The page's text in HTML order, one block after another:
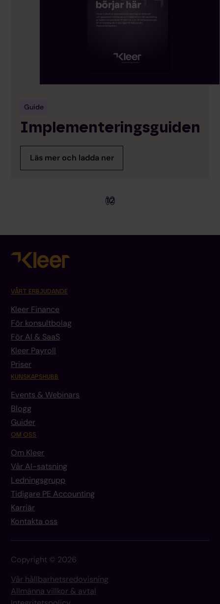
Guide
Implementeringsguiden
Läs mer och ladda ner
12
VÅRT ERBJUDANDE
Kleer Finance
För konsultbolag
För AI & SaaS
Kleer Payroll
Priser
KUNSKAPSHUBB
Events & Webinars
Blogg
Guider
OM OSS
Om Kleer
Vår AI-satsning
Ledningsgrupp
Tidigare PE Accounting
Karriär
Kontakta oss
Copyright © 2026
Vår hållbarhetsredovisning
Allmänna villkor & avtal